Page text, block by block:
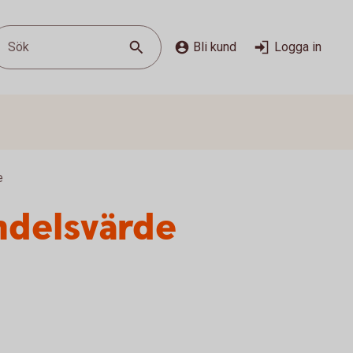
Sök Bli kund Logga in